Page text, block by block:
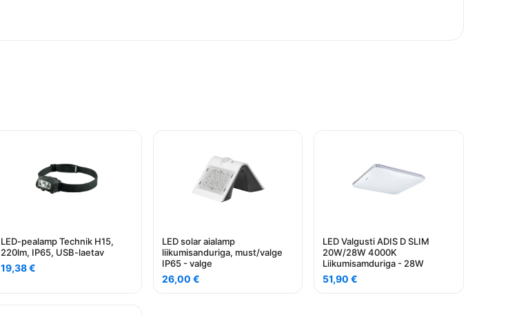
LED-pealamp Technik H15,
220lm, IP65, USB-laetav
19,38€
LED solar aialamp
liikumisanduriga, must/valge
IP65 - valge
26,00 €
LED Valgusti ADIS D SLIM
20W/28W 4000K
Liikumisamduriga - 28W
51,90€